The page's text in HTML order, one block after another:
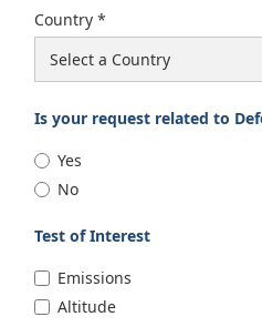
Country
Is your request related to
Yes
No
Test of Interest
Emissions
Altitude